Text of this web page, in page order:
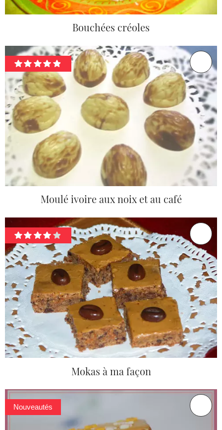
Bouchées créoles
Moulé ivoire aux noix et au café
Mokas à ma façon
Nouveautés